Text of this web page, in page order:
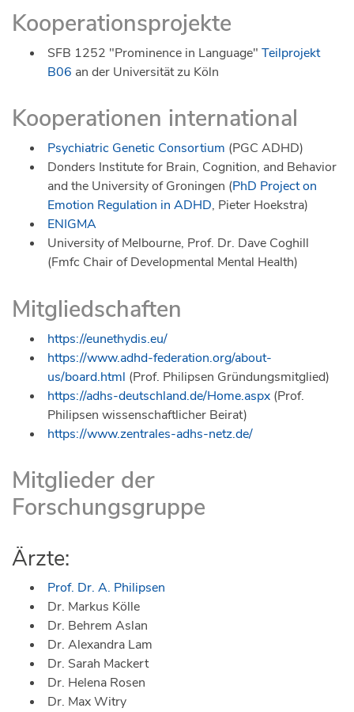
Kooperationsprojekte
SFB 1252 "Prominence in Language" Teilprojekt
B06 an der Universität zu Köln
Kooperationen international
Psychiatric Genetic Consortium (PGC ADHD)
Donders Institute for Brain, Cognition, and Behavior
and the University of Groningen (PhD Project on
Emotion Regulation in ADHD, Pieter Hoekstra)
ENIGMA
University of Melbourne, Prof. Dr. Dave Coghill
(Fmfc Chair of Developmental Mental Health)
Mitgliedschaften
https://eunethydis.eu/
https://www.adhd-federation.org/about-
us/board.html (Prof. Philipsen Gründungsmitglied)
https://adhs-deutschland.de/Home.aspx (Prof.
Philipsen wissenschaftlicher Beirat)
https://www.zentrales-adhs-netz.de/
Mitglieder der
Forschungsgruppe
Ärzte:
Prof. Dr. A. Philipsen
Dr. Markus Kölle
Dr. Behrem Aslan
Dr. Alexandra Lam
Dr. Sarah Mackert
Dr. Helena Rosen
Dr. Max Witry